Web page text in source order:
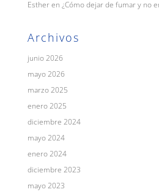
Estheren ¿Cómo dejar de fumar y no
Archivos
junio 2026
mayo 2026
marzo 2025
enero 2025
diciembre 2024
mayo 2024
enero 2024
diciembre 2023
mayo 2023